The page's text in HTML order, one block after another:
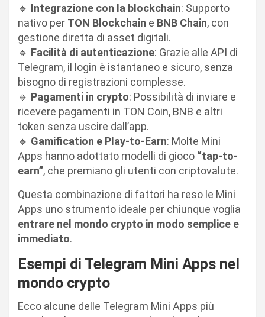
🔹 Integrazione con la blockchain: Supporto
nativo per TON Blockchain e BNB Chain, con
gestione diretta di asset digitali.
🔹 Facilità di autenticazione: Grazie alle API di
Telegram, il login è istantaneo e sicuro, senza
bisogno di registrazioni complesse.
🔹 Pagamenti in crypto: Possibilità di inviare e
ricevere pagamenti in TON Coin, BNB e altri
token senza uscire dall’app.
🔹 Gamification e Play-to-Earn: Molte Mini
Apps hanno adottato modelli di gioco “tap-to-
earn”, che premiano gli utenti con criptovalute.
Questa combinazione di fattori ha reso le Mini
Apps uno strumento ideale per chiunque voglia
entrare nel mondo crypto in modo semplice e
immediato.
Esempi di Telegram Mini Apps nel
mondo crypto
Ecco alcune delle Telegram Mini Apps più